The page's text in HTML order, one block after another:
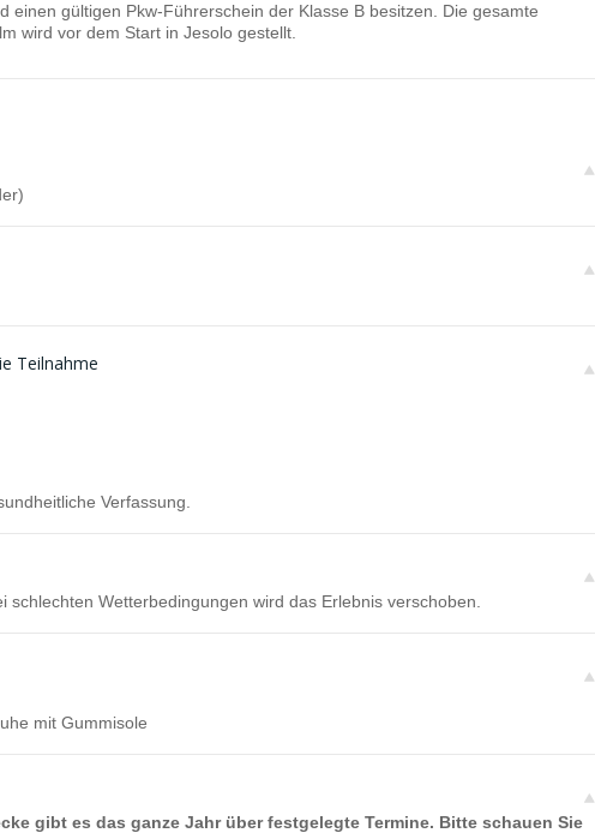
einen gültigen Pkw-Führerschein der Klasse B besitzen. Die gesamte
wird vor dem Start in Jesolo gestellt.
Teilnahme
Verfassung.
schlechten Wetterbedingungen wird das Erlebnis verschoben.
mit Gummisole
gibt es das ganze Jahr über festgelegte Termine. Bitte schauen Sie